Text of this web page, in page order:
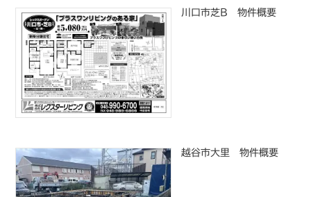
川口市芝B 物件概要
越谷市大里 物件概要